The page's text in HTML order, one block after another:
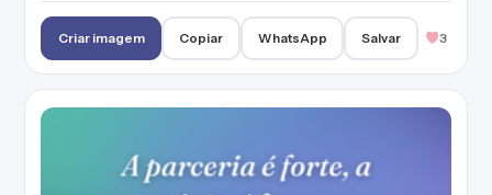
Criar imagem Copiar WhatsApp Salvar 3